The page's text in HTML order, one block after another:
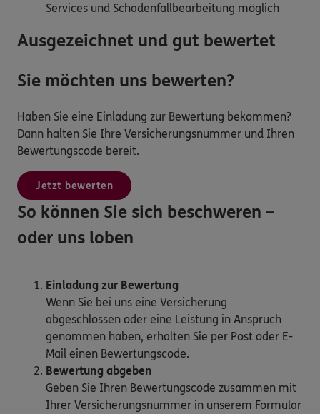
Services und Schadenfallbearbeitung möglich
Ausgezeichnet und gut bewertet
Sie möchten uns bewerten?
Haben Sie eine Einladung zur Bewertung bekommen?
Dann halten Sie Ihre Versicherungsnummer und Ihren
Bewertungscode bereit.
Jetzt bewerten
So können Sie sich beschweren –
oder uns loben
Einladung zur Bewertung
Wenn Sie bei uns eine Versicherung
abgeschlossen oder eine Leistung in Anspruch
genommen haben, erhalten Sie per Post oder E-
Mail einen Bewertungscode.
Bewertung abgeben
Geben Sie Ihren Bewertungscode zusammen mit
Ihrer Versicherungsnummer in unserem Formular